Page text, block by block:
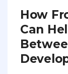
How
Can